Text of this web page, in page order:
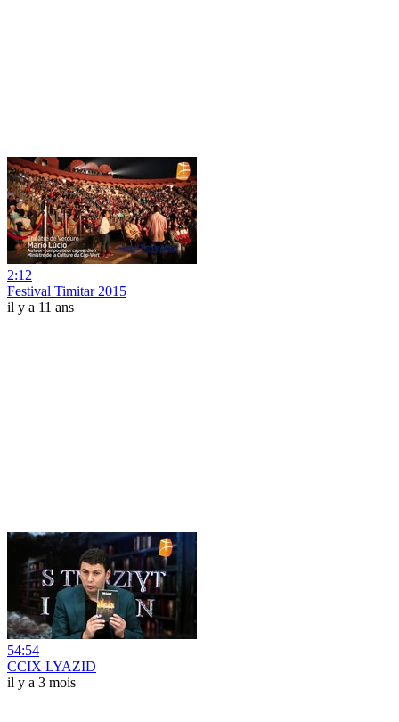
2:12
Festival Timitar 2015
il y a 11 ans
54:54
CCIX LYAZID
il y a 3 mois